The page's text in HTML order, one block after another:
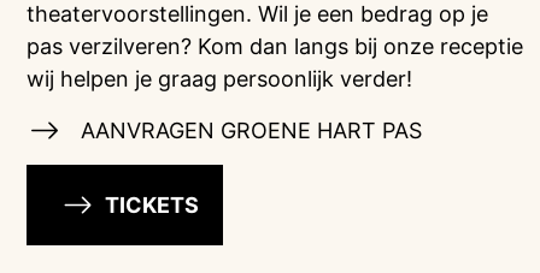
theatervoorstellingen. Wil je een bedrag op je
pas verzilveren? Kom dan langs bij onze receptie
wij helpen je graag persoonlijk verder!
AANVRAGEN GROENE HART PAS
TICKETS